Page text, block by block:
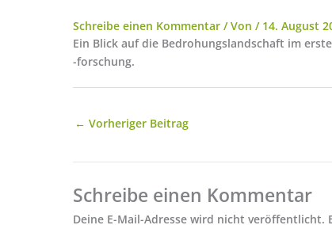
Schreibe einen Kommentar / Von / 14. August
Ein Blick auf die Bedrohungslandschaft im
-forschung.
← Vorheriger Beitrag
Schreibe einen Kommentar
Deine E-Mail-Adresse wird nicht veröffentlicht.